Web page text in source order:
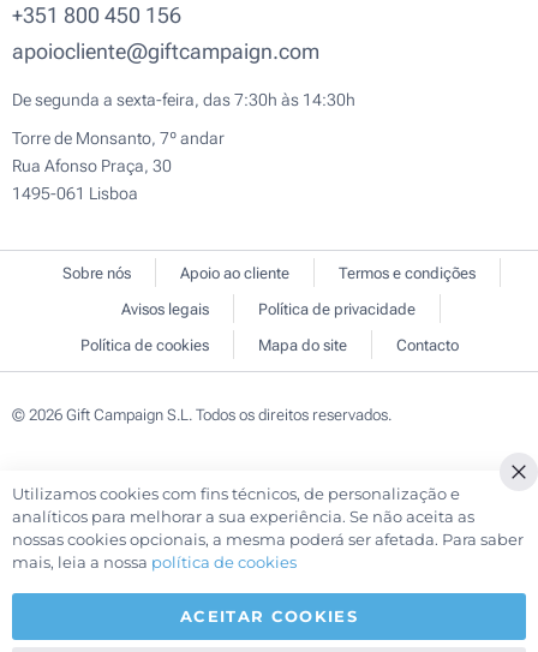
+351 800 450 156
apoiocliente@giftcampaign.com
De segunda a sexta-feira, das 7:30h às 14:30h
Torre de Monsanto, 7º andar
Rua Afonso Praça, 30
1495-061 Lisboa
Sobre nós Apoio ao cliente
Termos e condições
Avisos legais
Política de privacidade
Política de cookies
Mapa do site Contacto
© 2026 Gift Campaign S.L. Todos os direitos reservados.
Utilizamos cookies com fins técnicos, de personalização e
analíticos para melhorar a sua experiência. Se não aceita as
nossas cookies opcionais, a mesma poderá ser afetada. Para saber
mais, leia a nossa política de cookies
ACEITAR COOKIES